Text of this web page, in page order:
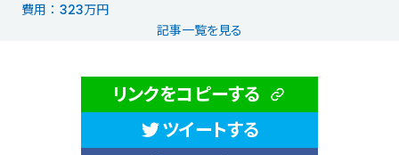
費用 ： 323万円
記事一覧を見る
リンクをコピーする
ツイートする